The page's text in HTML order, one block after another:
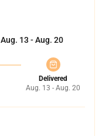
Aug. 13 - Aug. 20
Delivered
Aug. 13 - Aug. 20